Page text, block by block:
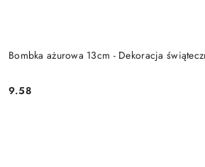
Bombka ażurowa 13cm - Dekoracja
Cena:
9.58